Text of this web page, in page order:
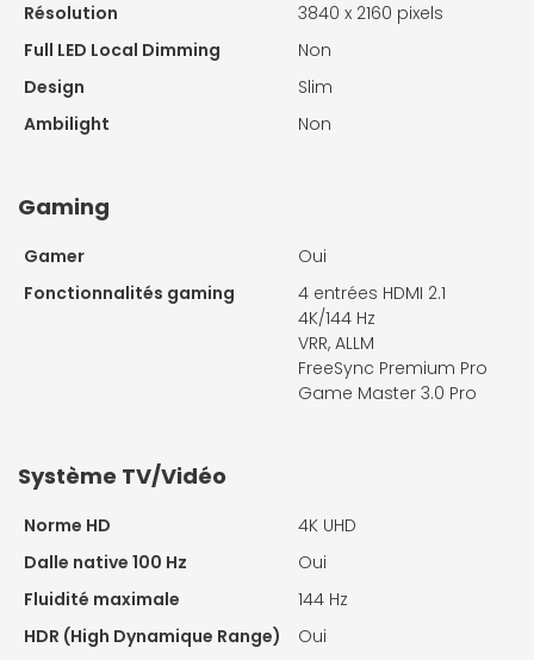
Résolution
3840 x 2160 pixels
Full LED Local Dimming
Non
Design
Slim
Ambilight
Non
Gaming
Gamer
Oui
Fonctionnalités gaming
4 entrées HDMI 2.1
4K/144 Hz
VRR, ALLM
FreeSync Premium Pro
Game Master 3.0 Pro
Système TV/Vidéo
Norme HD
4K UHD
Dalle native 100 Hz
Oui
Fluidité maximale
144 Hz
HDR (High Dynamique Range)
Oui